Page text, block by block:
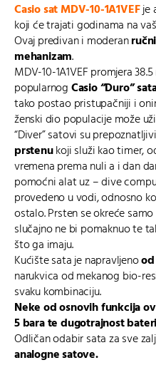
Casio sat MDV-10-1A1VEFje
koji će trajati godinama na
Ovaj predivan i moderan
mehanizam.
MDV-10-1A1VEF promjera
popularnogCasio “Duro”
tako postao pristupačniji i
ženski dio populacije može
“Diver” satovi su
prstenukoji služi kao timer,
vremena prema nuli a i dan
pomoćni alat uz – dive
provedeno u vodi, odnosno
ostalo. Prsten se okreće
slučajno ne bi pomaknuo te
što ga imaju.
Kućište sata je napravljeno
narukvica od mekanog bio-
svaku kombinaciju.
Neke od osnovih funkcija
5 bara te dugotrajnost
Odličan odabir sata za sve
analogne satove.